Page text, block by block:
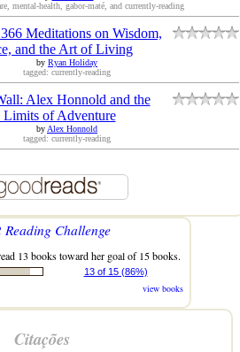
mental-health, gabor-maté, and currently-reading
Meditations on Wisdom,
and the Art of Living
by Ryan Holiday
tagged: currently-reading
Alex Honnold and the
Limits of Adventure
byAlex Honnold
tagged: currently-reading
Reading Challenge
13 books toward her goal of 15 books.
13 of 15 (86%)
view books
Citações